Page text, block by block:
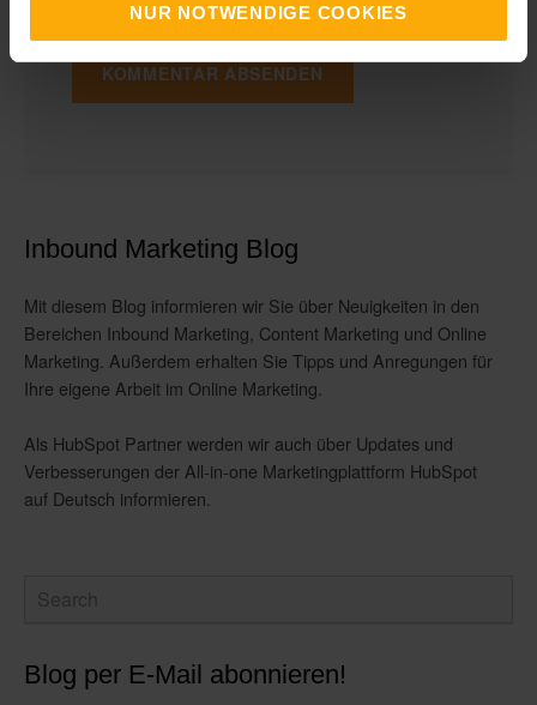
NUR NOTWENDIGE COOKIES
Inbound Marketing Blog
Mit diesem Blog informieren wir Sie über Neuigkeiten in den
Bereichen Inbound Marketing, Content Marketing und Online
Marketing. Außerdem erhalten Sie Tipps und Anregungen für
Ihre eigene Arbeit im Online Marketing.
Als HubSpot Partner werden wir auch über Updates und
Verbesserungen der All-in-one Marketingplattform HubSpot
auf Deutsch informieren.
Blog per E-Mail abonnieren!